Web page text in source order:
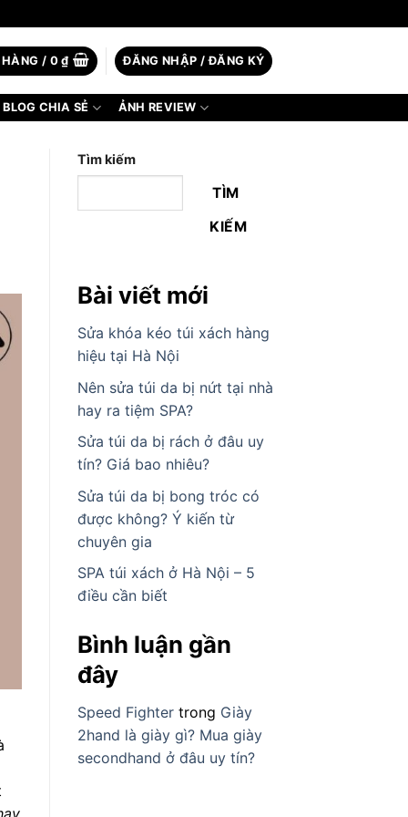
HÀNG / 0₫ ĐĂNG NHẬP / ĐĂNG KÝ
BLOG CHIA SẺ ẢNH REVIEW
Tìm kiếm
TÌM
KIẾM
Bài viết mới
Sửa khóa kéo túi xách hàng
hiệu tại Hà Nội
Nên sửa túi da bị nứt tại nhà
hay ra tiệm SPA?
Sửa túi da bị rách ở đâu uy
tín? Giá bao nhiêu?
Sửa túi da bị bong tróc có
được không? Ý kiến từ
chuyên gia
SPA túi xách ở Hà Nội – 5
điều cần biết
Bình luận gần
đây
Speed Fightertrong Giày
2hand là giày gì? Mua giày
secondhand ở đâu uy tín?